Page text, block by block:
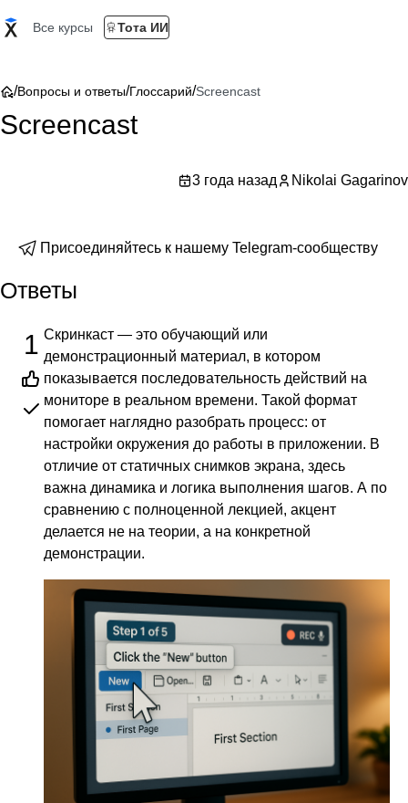
Все курсы Тота ИИ
/Вопросы и ответы/Глоссарий/Screencast
Screencast
3 года назад Nikolai Gagarinov
Присоединяйтесь к нашему Telegram-сообществу
Ответы
1 Скринкаст — это обучающий или
демонстрационный материал, в котором
показывается последовательность действий на
мониторе в реальном времени. Такой формат
помогает наглядно разобрать процесс: от
настройки окружения до работы в приложении. В
отличие от статичных снимков экрана, здесь
важна динамика и логика выполнения шагов. А по
сравнению с полноценной лекцией, акцент
делается не на теории, а на конкретной
демонстрации.